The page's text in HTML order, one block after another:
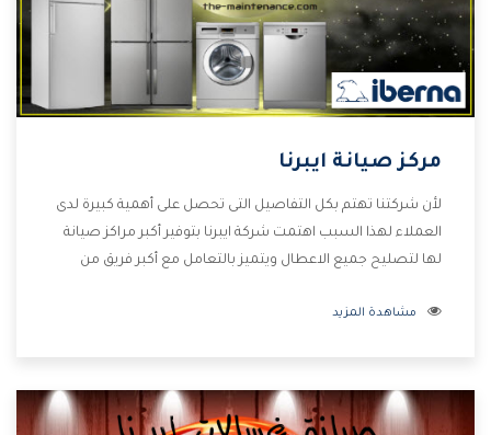
مركز صيانة ايبرنا
لأن شركتنا تهتم بكل التفاصيل التى تحصل على أهمية كبيرة لدى
العملاء لهذا السبب اهتمت شركة ايبرنا بتوفير أكبر مراكز صيانة
لها لتصليح جميع الاعطال ويتميز بالتعامل مع أكبر فريق من
وعلى عملاءنا الكرام .
مشاهدة المزيد